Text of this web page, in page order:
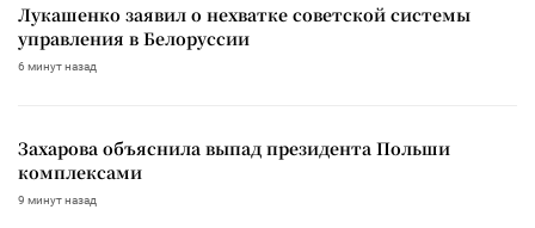
Лукашенко заявил о нехватке советской системы
управления в Белоруссии
6 минут назад
Захарова объяснила выпад президента Польши
комплексами
9 минут назад